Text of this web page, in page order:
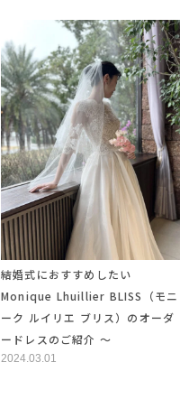
結婚式におすすめしたい
Monique Lhuillier BLISS（モニ
ーク ルイリエ ブリス）のオーダ
ードレスのご紹介 ～
2024.03.01